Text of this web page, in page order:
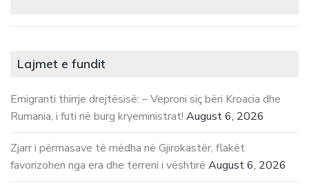
Lajmet e fundit
Emigranti thirrje drejtësisë: – Veproni siç bëri Kroacia dhe
Rumania, i futi në burg kryeministrat! August 6, 2026
Zjarr i përmasave të mëdha në Gjirokastër, flakët
favorizohen nga era dhe terreni i vështirë August 6, 2026